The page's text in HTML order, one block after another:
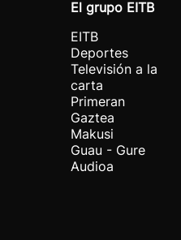
El grupo EITB
EITB
Deportes
Televisión a la
carta
Primeran
Gaztea
Makusi
Guau - Gure
Audioa